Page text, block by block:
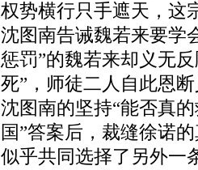
权势横行只手遮天，这
沈图南告诫魏若来要学
惩罚”的魏若来却义无
死”，师徒二人自此恩
沈图南的坚持“能否真
国”答案后，裁缝徐诺
似乎共同选择了另外一